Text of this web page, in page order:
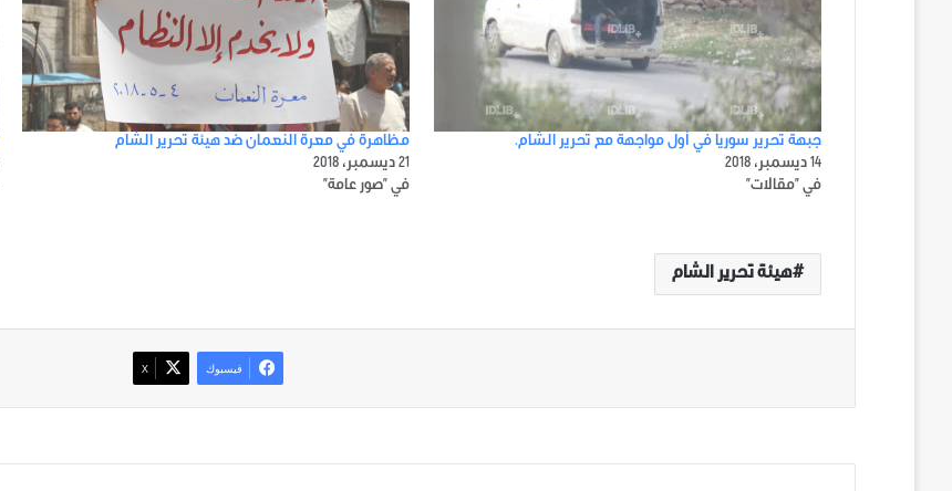
جبهة تحرير سوريا في أول مواجهة مع تحرير الشام.
14 ديسمبر، 2018
في "مقالات"
مظاهرة في معرة النعمان ضد هيئة تحرير الشام
21 ديسمبر، 2018
في "صور عامة"
هيئة تحرير الشام
فيسبوك ‫X